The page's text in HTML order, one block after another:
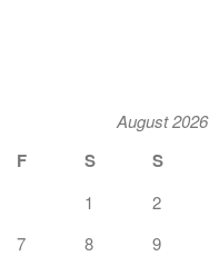
August 2026
F S S
1
2
7 8
9